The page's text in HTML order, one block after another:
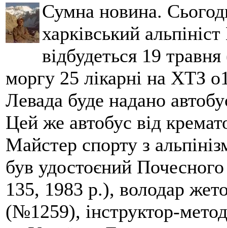
Сумна новина.
харківський
відбудеться 19
моргу 25 лікарні на ХТЗ
Левада буде надано
Цей же автобус від
Майстер спорту з
був удостоєний
135, 1983 р.), володар
(№1259), інструктор-